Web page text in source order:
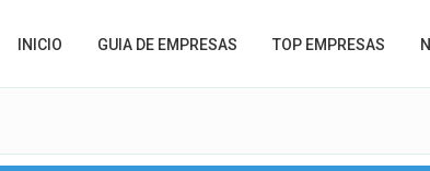
INICIO GUIA DE EMPRESAS TOP EMPRESAS